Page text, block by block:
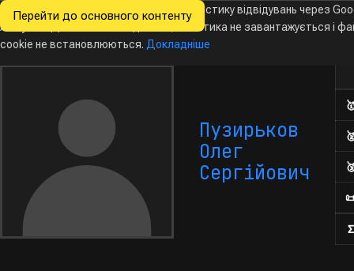
Перейти до основного контенту
Всеукраїнські
з інформатики
НовиниОлімпіадиКалендарБаза даних
Пузирьков
Олег
Сергійович
Σ
Ми хочемо збирати знеособлену статистику відвідувань через
Analytics. Доки ви не погодитесь, аналітика не завантажується і
cookie не встановлюються. Докладніше